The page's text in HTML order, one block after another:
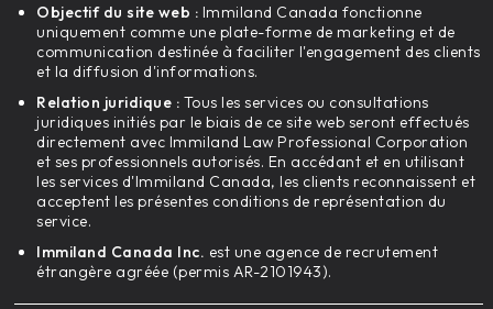
Objectif du site web : Immiland Canada fonctionne
uniquement comme une plate-forme de marketing et de
communication destinée à faciliter l'engagement des clients
et la diffusion d'informations.
Relation juridique : Tous les services ou consultations
juridiques initiés par le biais de ce site web seront effectués
directement avec Immiland Law Professional Corporation
et ses professionnels autorisés. En accédant et en utilisant
les services d'Immiland Canada, les clients reconnaissent et
acceptent les présentes conditions de représentation du
service.
Immiland Canada Inc. est une agence de recrutement
étrangère agréée (permis AR-2101943).